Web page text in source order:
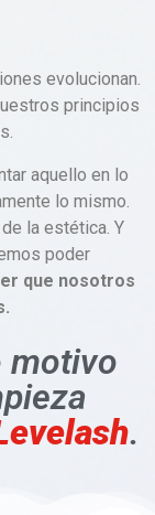
evolucionan.
principios
aquello en lo
lo mismo.
la estética. Y
poder
que nosotros
motivo
.